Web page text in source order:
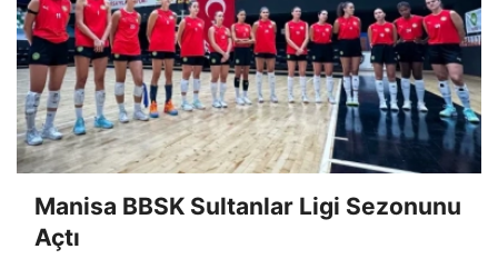
Manisa BBSK Sultanlar Ligi Sezonunu
Açtı